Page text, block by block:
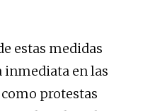
estas medidas
inmediata en las
protestas